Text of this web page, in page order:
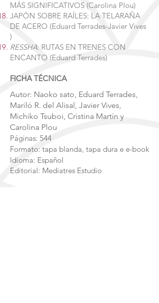
MÁS SIGNIFICATIVOS (Carolina Plou)
JAPÓN SOBRE RAÍLES: LA TELARAÑA
DE ACERO (Eduard Terrades-Javier Vives
)
RESSHA: RUTAS EN TRENES CON
ENCANTO (Eduard Terrades)
FICHA TÉCNICA
Autor: Naoko sato, Eduard Terrades,
Mariló R. del Alisal, Javier Vives,
Michiko Tsuboi, Cristina Martín y
Carolina Plou
Páginas: 544
Formato: tapa blanda, tapa dura e e-book
​Idioma: Español
Editorial: Mediatres Estudio